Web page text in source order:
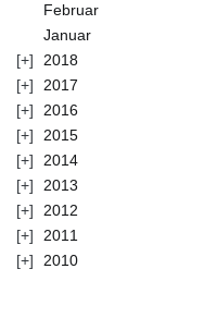
Februar
Januar
2018
2017
2016
2015
2014
2013
2012
2011
2010